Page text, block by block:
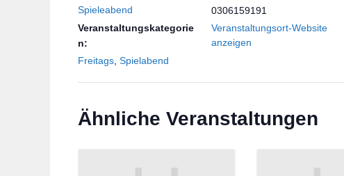
Spieleabend
Veranstaltungskategorie
n:
Freitags, Spielabend
0306159191
Veranstaltungsort-Website
anzeigen
Ähnliche Veranstaltungen